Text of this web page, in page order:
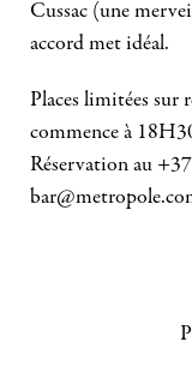
Cussac (une
accord met idéal.
Places limitées sur
commence à
Réservation au